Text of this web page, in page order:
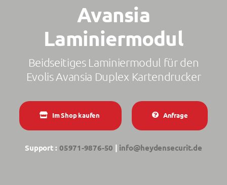
Avansia
Laminiermodul
Beidseitiges Laminiermodul für den
Evolis Avansia Duplex Kartendrucker
Im Shop kaufen Anfrage
Support :05971-9876-50 | info@heydensecurit.de